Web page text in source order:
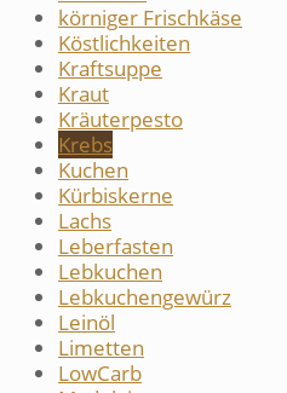
körniger Frischkäse
Köstlichkeiten
Kraftsuppe
Kraut
Kräuterpesto
Krebs
Kuchen
Kürbiskerne
Lachs
Leberfasten
Lebkuchen
Lebkuchengewürz
Leinöl
Limetten
LowCarb